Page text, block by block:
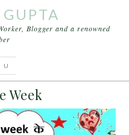
Blogger and a renowned
Week